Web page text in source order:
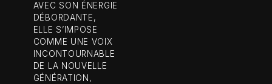
AVEC SON ÉNERGIE
DÉBORDANTE,
ELLE S’IMPOSE
COMME UNE VOIX
INCONTOURNABLE
DE LA NOUVELLE
GÉNÉRATION,